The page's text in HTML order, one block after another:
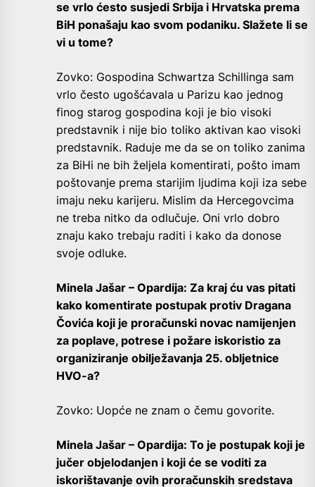
se vrlo ćesto susjedi Srbija i Hrvatska prema
BiH ponašaju kao svom podaniku. Slažete li se
vi u tome?
Zovko: Gospodina Schwartza Schillinga sam
vrlo često ugošćavala u Parizu kao jednog
finog starog gospodina koji je bio visoki
predstavnik i nije bio toliko aktivan kao visoki
predstavnik. Raduje me da se on toliko zanima
za BiHi ne bih željela komentirati, pošto imam
poštovanje prema starijim ljudima koji iza sebe
imaju neku karijeru. Mislim da Hercegovcima
ne treba nitko da odlučuje. Oni vrlo dobro
znaju kako trebaju raditi i kako da donose
svoje odluke.
Minela Jašar – Opardija: Za kraj ću vas pitati
kako komentirate postupak protiv Dragana
Čovića koji je proračunski novac namijenjen
za poplave, potrese i požare iskoristio za
organiziranje obilježavanja 25. obljetnice
HVO-a?
Zovko: Uopće ne znam o čemu govorite.
Minela Jašar – Opardija: To je postupak koji je
jučer objelodanjen i koji će se voditi za
iskorištavanje ovih proračunskih sredstava